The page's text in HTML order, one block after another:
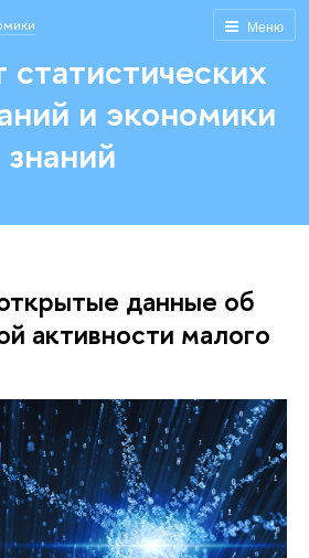
Меню
статистических
и экономики
знаний
данные об
активности малого